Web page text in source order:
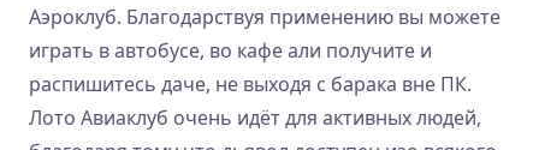
Аэроклуб. Благодарствуя применению вы можете
играть в автобусе, во кафе али получите и
распишитесь даче, не выходя с барака вне ПК.
Лото Авиаклуб очень идёт для активных людей,